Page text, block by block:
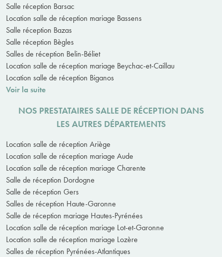
Salle réception Barsac
Location salle de réception mariage Bassens
Salle réception Bazas
Salle réception Bègles
Salles de réception Belin-Béliet
Location salle de réception mariage Beychac-et-Caillau
Location salle de réception Biganos
Voir la suite
NOS PRESTATAIRES SALLE DE RÉCEPTION DANS
LES AUTRES DÉPARTEMENTS
Location salle de réception Ariège
Location salle de réception mariage Aude
Location salle de réception mariage Charente
Salle de réception Dordogne
Salle de réception Gers
Salles de réception Haute-Garonne
Salle de réception mariage Hautes-Pyrénées
Location salle de réception mariage Lot-et-Garonne
Location salle de réception mariage Lozère
Salles de réception Pyrénées-Atlantiques